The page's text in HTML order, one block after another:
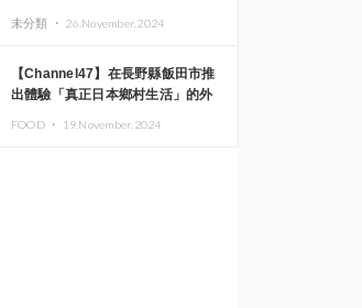
未分類 ・ 26.November.2024
【Channel47】在長野縣飯田市推
出體驗「真正日本鄉村生活」的外
FOOD ・ 19.November.2024